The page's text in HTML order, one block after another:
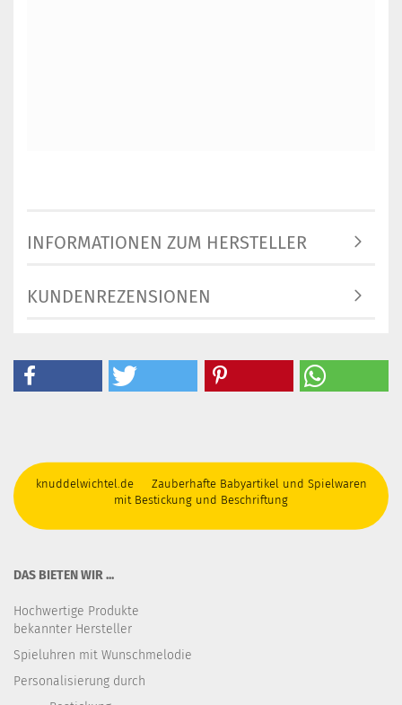
INFORMATIONEN ZUM HERSTELLER
KUNDENREZENSIONEN
knuddelwichtel.de Zauberhafte Babyartikel und Spielwaren
mit Bestickung und Beschriftung
DAS BIETEN WIR ...
Hochwertige Produkte
bekannter Hersteller
Spieluhren mit Wunschmelodie
Personalisierung durch